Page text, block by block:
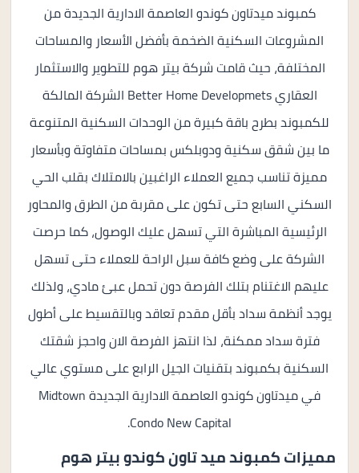
كمبوند ميدتاون كوندو العاصمة الادارية الجديدة من
المشروعات السكنية الضخمة بأفضل الأسعار والمساحات
المختلفة، حيث قامت شركة بيتر هوم للتطوير والاستثمار
العقاري Better Home Developmets الشركة المالكة
للكمبوند بطرح باقة كبيرة من الوحدات السكنية المتنوعة
ما بين شقق سكنية ودوبلكس بمساحات متفاوتة وبأسعار
مميزة تناسب جميع العملاء الراغبين بالامتلاك بقلب الحي
السكني السابع حتى تكون على مقربة من الطرق والمحاور
الرئيسية المباشرة التي تسهل عليك الوصول، كما حرصت
الشركة على وضع كافة سبل الراحة للعملاء حتى تسهل
عليهم الاغتنام بتلك الفرصة دون تحمل عبئ مادي، ولذلك
يوجد أنظمة سداد بأقل مقدم تعاقد وبالتقسيط على أطول
فترة سداد ممكنة، لذا انتهز الفرصة الان واحجز شقتك
السكنية بكمبوند بتقنيات الجيل الرابع على مستوي عالي
في ميدتاون كوندو العاصمة الادارية الجديدة Midtown
Condo New Capital.
مميزات كمبوند ميد تاون كوندو بيتر هوم